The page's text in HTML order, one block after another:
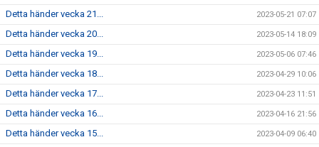
Detta händer vecka 21... 2023-05-21 07:07
Detta händer vecka 20... 2023-05-14 18:09
Detta händer vecka 19... 2023-05-06 07:46
Detta händer vecka 18... 2023-04-29 10:06
Detta händer vecka 17... 2023-04-23 11:51
Detta händer vecka 16... 2023-04-16 21:56
Detta händer vecka 15... 2023-04-09 06:40